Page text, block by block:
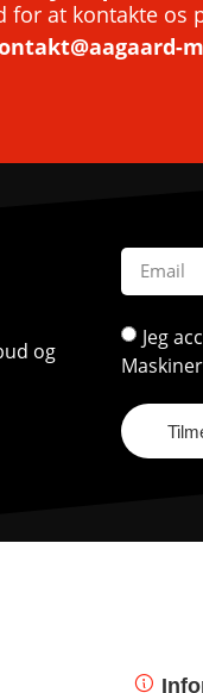
for at kontakte os
og
Jeg